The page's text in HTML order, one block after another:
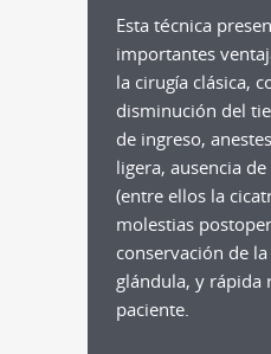
Esta técnica
importantes
la cirugía clásica,
disminución del
de ingreso,
ligera, ausencia
(entre ellos la
molestias
conservación de
glándula, y rápida
paciente.